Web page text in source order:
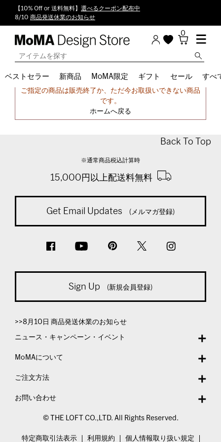
【10% Off or 送料無料】 選べるクーポン配布中
8/10 商品発送休業のお知らせ
0
ベストセラー 新商品 MoMA限定 ギフト セール すべ
申し訳ございません。
ご指定の商品は販売終了か、ただ今お取扱いできない商品
です。
ホームへ戻る
Back To Top
※通常商品税込計算時
15,000円以上配送料無料
Get Email Updates (メルマガ登録)
Sign Up (新規会員登録)
>>8月10日 商品発送休業のお知らせ
ニュース・キャンペーン・イベント
MoMAについて
ご注文方法
お問い合わせ
© THE LOFT CO.,LTD. All Rights Reserved.
特定商取引法表示 利用規約 個人情報取り扱い規定